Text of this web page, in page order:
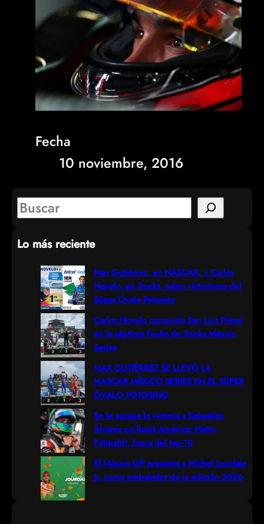
Fecha
10 noviembre, 2016
S
a
Lo más reciente
Max Gutiérrez, en NASCAR, y Carlos
Novelo, en Trucks, salen victoriosos del
Súper Óvalo Potosino
Carlos Novelo conquista San Luis Potosí
en la séptima Fecha de Trucks México
Series
MAX GUTIÉRREZ SE LLEVÓ LA
NASCAR MÉXICO SERIES EN EL SÚPER
ÓVALO POTOSINO
Se le escapa la victoria a Sebastián
Álvarez en Road América; Pietro
Fittipaldi, fuera del top-10
El México GP presenta a Michel Jourdain
Jr. como embajador de la edición 2026